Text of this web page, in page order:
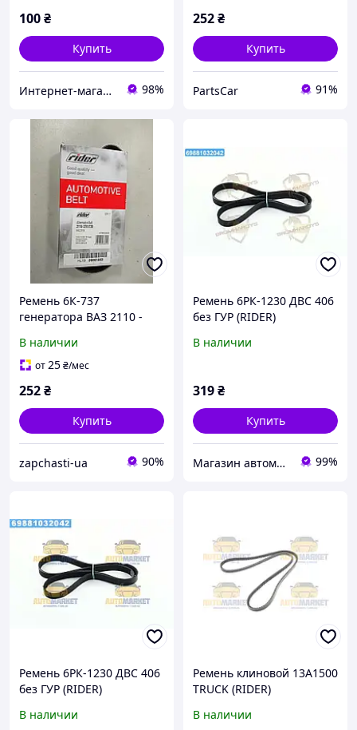
100₴
Купить
Интернет-магазин "Автозапчасти Ромен" 98%
252₴
Купить
PartsCar 91%
Ремень 6К-737
генератора ВАЗ 2110 -
Венгрия) 17881032038
В наличии
от25₴/мес
252₴
Купить
zapchasti-ua 90%
Ремень 6РК-1230 ДВС 406
без ГУР (RIDER)
В наличии
319₴
Купить
Магазин автомобильных деталей 99%
Ремень 6РК-1230 ДВС 406
без ГУР (RIDER)
В наличии
Ремень клиновой 13A1500
TRUCK (RIDER)
В наличии